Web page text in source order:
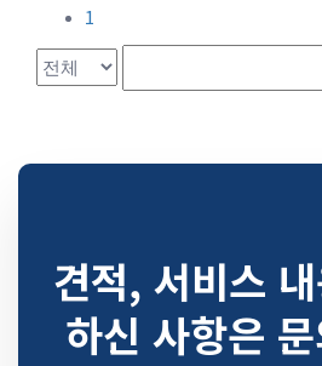
1
견적, 서비스
하신 사항은